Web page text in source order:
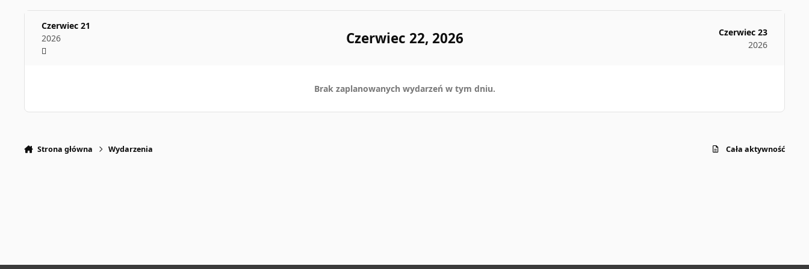
Czerwiec 21
2026
Czerwiec 22, 2026
Czerwiec 23
2026
Brak zaplanowanych wydarzeń w tym dniu.
Strona główna Wydarzenia Cała aktywność